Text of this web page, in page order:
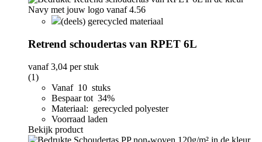
(deels) gerecycled materiaal
Retrend schoudertas van RPET 6L
vanaf3,04 per stuk
(1)
Vanaf 10 stuks
Bespaar tot 34%
Materiaal: gerecycled polyester
Voorraad laden
Bekijk product